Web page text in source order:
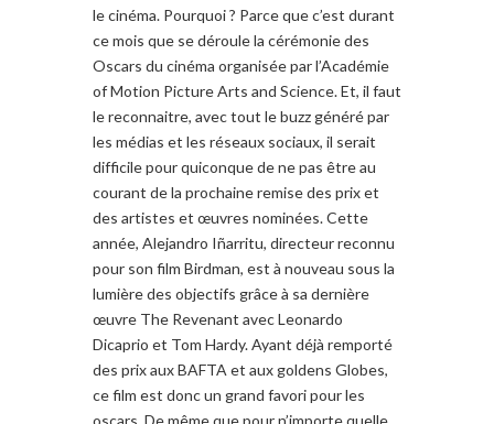
le cinéma. Pourquoi ? Parce que c’est durant
ce mois que se déroule la cérémonie des
Oscars du cinéma organisée par l’Académie
of Motion Picture Arts and Science. Et, il faut
le reconnaitre, avec tout le buzz généré par
les médias et les réseaux sociaux, il serait
difficile pour quiconque de ne pas être au
courant de la prochaine remise des prix et
des artistes et œuvres nominées. Cette
année, Alejandro Iñarritu, directeur reconnu
pour son film Birdman, est à nouveau sous la
lumière des objectifs grâce à sa dernière
œuvre The Revenant avec Leonardo
Dicaprio et Tom Hardy. Ayant déjà remporté
des prix aux BAFTA et aux goldens Globes,
ce film est donc un grand favori pour les
oscars. De même que pour n’importe quelle